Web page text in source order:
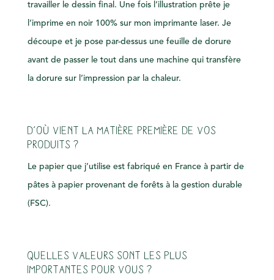
travailler le dessin final. Une fois l’illustration prête je
l’imprime en noir 100% sur mon imprimante laser. Je
découpe et je pose par-dessus une feuille de dorure
avant de passer le tout dans une machine qui transfère
la dorure sur l’impression par la chaleur.
D’où vient la matière première de vos
produits ?
Le papier que j’utilise est fabriqué en France à partir de
pâtes à papier provenant de forêts à la gestion durable
(FSC).
Quelles valeurs sont les plus
importantes pour vous ?